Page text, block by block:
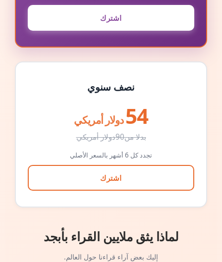
اشترك
نصف سنوي
54 دولار أمريكي
بدلا من90دولار أمريكي
تجدد كل 6 أشهر بالسعر الأصلي
اشترك
لماذا يثق ملايين القراء بأبجد
إليك بعض آراء قراءنا حول العالم.